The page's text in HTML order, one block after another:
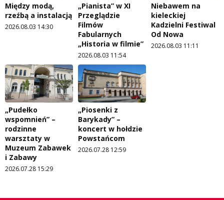
Między modą,
rzeźbą a instalacją
2026.08.03 14:30
„Pianista” w XI
Przeglądzie
Filmów
Fabularnych
„Historia w filmie”
2026.08.03 11:54
Niebawem na
kieleckiej
Kadzielni Festiwal
Od Nowa
2026.08.03 11:11
„Pudełko
wspomnień” –
rodzinne
warsztaty w
Muzeum Zabawek
i Zabawy
2026.07.28 15:29
„Piosenki z
Barykady” –
koncert w hołdzie
Powstańcom
2026.07.28 12:59